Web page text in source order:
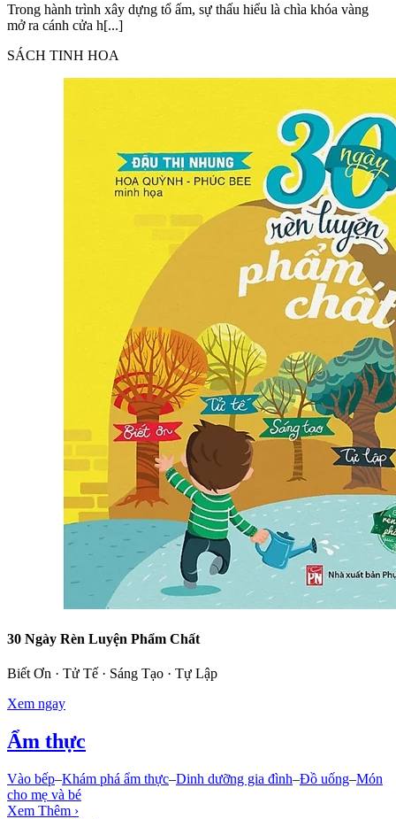
Trong hành trình xây dựng tổ ấm, sự thấu hiểu là chìa khóa vàng
mở ra cánh cửa h[...]
SÁCH TINH HOA
30 Ngày Rèn Luyện Phẩm Chất
Biết Ơn · Tử Tế · Sáng Tạo · Tự Lập
Xem ngay
Ẩm thực
Vào bếp–Khám phá ẩm thực–Dinh dưỡng gia đình–Đồ uống–Món
cho mẹ và bé
Xem Thêm ›